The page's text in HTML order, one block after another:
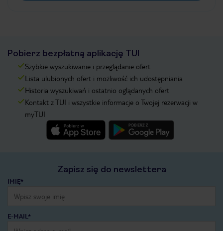
Pobierz bezpłatną aplikację TUI
Szybkie wyszukiwanie i przeglądanie ofert
Lista ulubionych ofert i możliwość ich udostępniania
Historia wyszukiwań i ostatnio oglądanych ofert
Kontakt z TUI i wszystkie informacje o Twojej rezerwacji w
myTUI
Zapisz się do newslettera
IMIĘ*
E-MAIL*